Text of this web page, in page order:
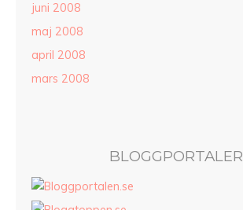
juni 2008
maj 2008
april 2008
mars 2008
BLOGGPORTALER